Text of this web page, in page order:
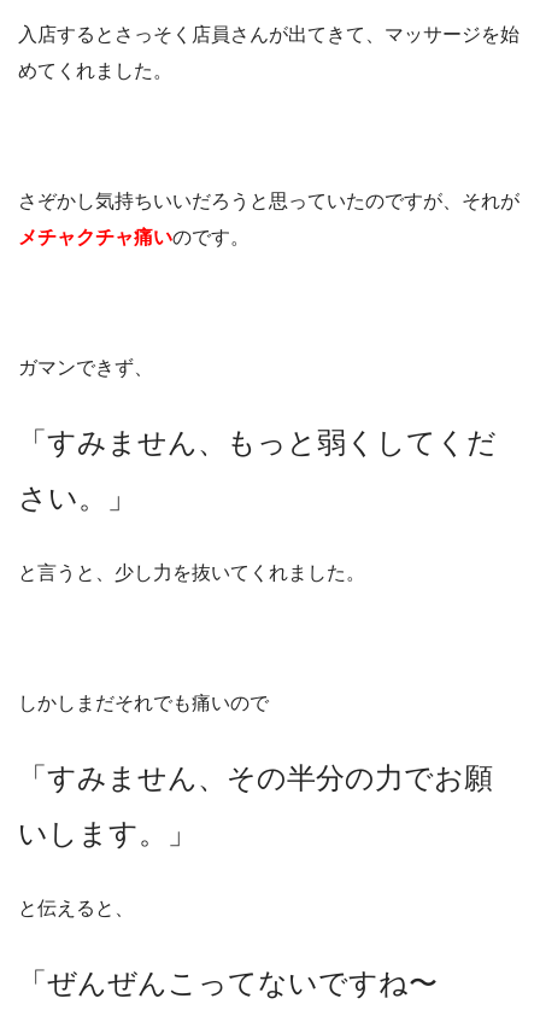
入店するとさっそく店員さんが出てきて、マッサージを始
めてくれました。
さぞかし気持ちいいだろうと思っていたのですが、それが
メチャクチャ痛いのです。
ガマンできず、
「すみません、もっと弱くしてくだ
さい。」
と言うと、少し力を抜いてくれました。
しかしまだそれでも痛いので
「すみません、その半分の力でお願
いします。」
と伝えると、
「ぜんぜんこってないですね〜